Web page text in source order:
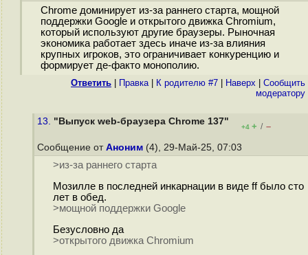
Chrome доминирует из-за раннего старта, мощной
поддержки Google и открытого движка Chromium,
который используют другие браузеры. Рыночная
экономика работает здесь иначе из-за влияния
крупных игроков, это ограничивает конкуренцию и
формирует де-факто монополию.
Ответить Правка| К родителю #7 Наверх
Cообщить
модератору
13. "Выпуск web-браузера Chrome 137"
+4 + / –
Сообщение от Аноним (4), 29-Май-25, 07:03
>из-за раннего старта
Мозилле в последней инкарнации в виде ff было сто
лет в обед.
>мощной поддержки Google
Безусловно да
>открытого движка Chromium